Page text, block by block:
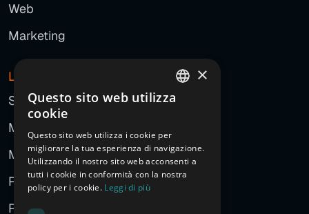
Web
Marketing
L'AGENZIA
Storia
Manifesto
Metodo
Persone
Partner
ITALIAN
FRENCH
GERMAN
SPANISH
×
Questo sito web utilizza
cookie
Questo sito web utilizza i cookie per
migliorare la tua esperienza di navigazione.
Utilizzando il nostro sito web acconsenti a
tutti i cookie in conformità con la nostra
policy per i cookie. Leggi di più